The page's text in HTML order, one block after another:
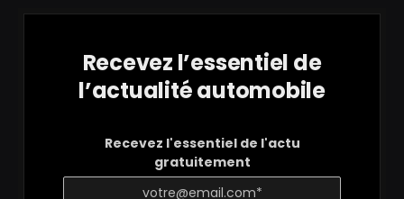
Recevez l’essentiel de
l’actualité automobile
Recevez l'essentiel de l'actu
gratuitement